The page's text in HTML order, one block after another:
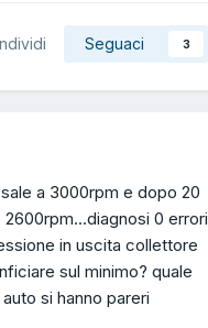
Seguaci 3
a 3000rpm e dopo 20
0 errori
in uscita collettore
sul minimo? quale
si hanno pareri